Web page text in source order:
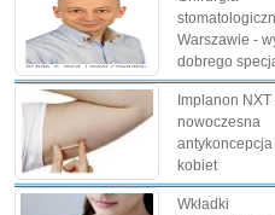
Warszawie -
dobrego
Implanon NXT
nowoczesna
kobiet
Wkładki